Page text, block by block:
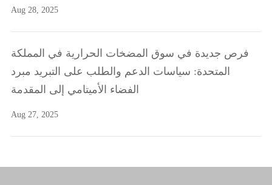
Aug 28, 2025
فرص جديدة في سوق المضخات الحرارية في المملكة
المتحدة: سياسات الدعم والطلب على التبريد مبرد
الفضاء الأميتامي إلى المقدمة
Aug 27, 2025